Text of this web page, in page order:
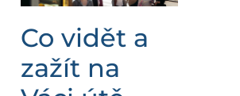
Co vidět a
zažít na